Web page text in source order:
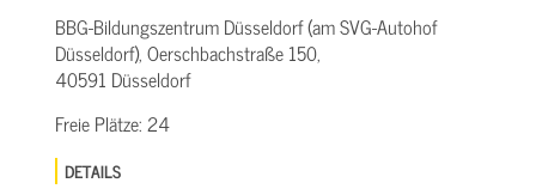
BBG-Bildungszentrum Düsseldorf (am SVG-Autohof
Düsseldorf), Oerschbachstraße 150,
40591 Düsseldorf
Freie Plätze:24
DETAILS